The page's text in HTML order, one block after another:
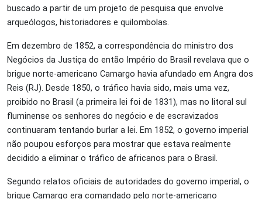
buscado a partir de um projeto de pesquisa que envolve
arqueólogos, historiadores e quilombolas.
Em dezembro de 1852, a correspondência do ministro dos
Negócios da Justiça do então Império do Brasil revelava que o
brigue norte-americano Camargo havia afundado em Angra dos
Reis (RJ). Desde 1850, o tráfico havia sido, mais uma vez,
proibido no Brasil (a primeira lei foi de 1831), mas no litoral sul
fluminense os senhores do negócio e de escravizados
continuaram tentando burlar a lei. Em 1852, o governo imperial
não poupou esforços para mostrar que estava realmente
decidido a eliminar o tráfico de africanos para o Brasil.
Segundo relatos oficiais de autoridades do governo imperial, o
brigue Camargo era comandado pelo norte-americano